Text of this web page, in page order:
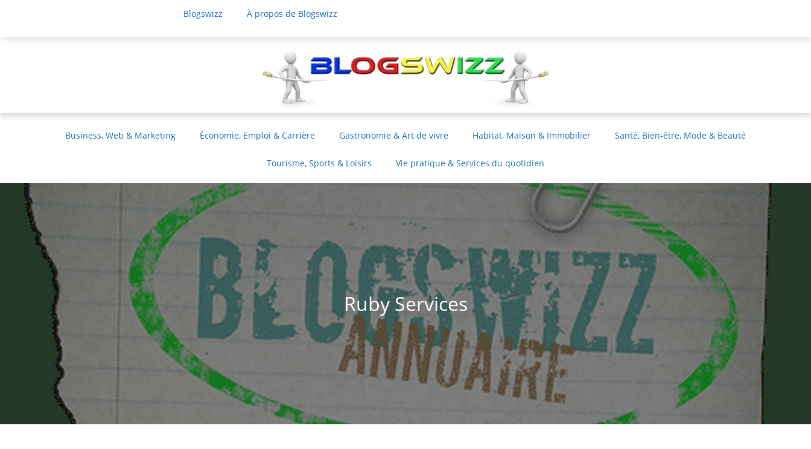
Blogswizz À propos de Blogswizz
Business, Web & Marketing Économie, Emploi & Carrière Gastronomie & Art de vivre Habitat, Maison & Immobilier Santé, Bien-être, Mode & Beauté
Tourisme, Sports & Loisirs Vie pratique & Services du quotidien
Ruby Services